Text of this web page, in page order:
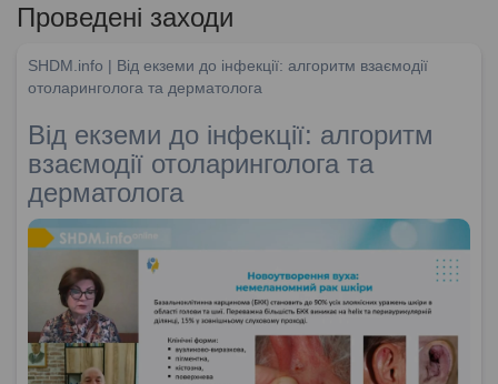
Проведені заходи
SHDM.info | Від екземи до інфекції: алгоритм взаємодії
отоларинголога та дерматолога
Від екземи до інфекції: алгоритм
взаємодії отоларинголога та
дерматолога